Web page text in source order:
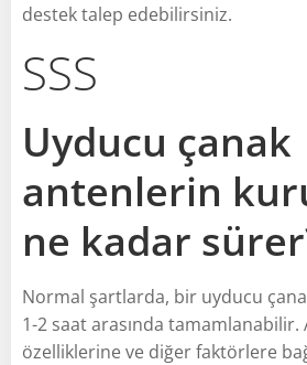
destek talep edebilirsiniz.
SSS
Uyducu çanak
antenlerin
ne kadar
Normal şartlarda, bir uyducu
1-2 saat arasında tamamlanabilir.
özelliklerine ve diğer faktörlere